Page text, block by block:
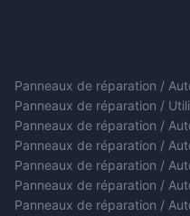
Panneaux de réparation /
Panneaux de réparation /
Panneaux de réparation /
Panneaux de réparation /
Panneaux de réparation /
Panneaux de réparation /
Panneaux de réparation /